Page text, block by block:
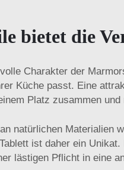
bietet die
Charakter der
Küche passt. Eine
Platz zusammen
natürlichen Materialien
ist daher ein
lästigen Pflicht in eine